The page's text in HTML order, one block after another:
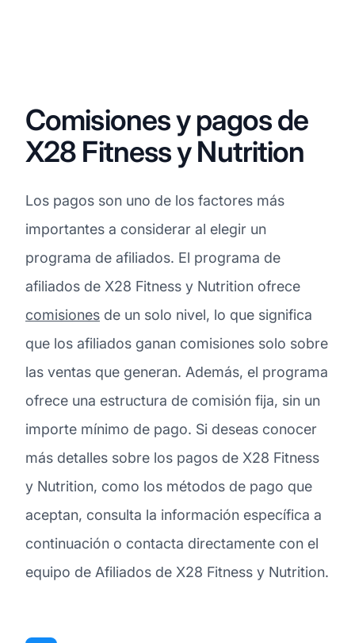
Comisiones y pagos de
X28 Fitness y Nutrition
Los pagos son uno de los factores más
importantes a considerar al elegir un
programa de afiliados. El programa de
afiliados de X28 Fitness y Nutrition ofrece
comisiones de un solo nivel, lo que significa
que los afiliados ganan comisiones solo sobre
las ventas que generan. Además, el programa
ofrece una estructura de comisión fija, sin un
importe mínimo de pago. Si deseas conocer
más detalles sobre los pagos de X28 Fitness
y Nutrition, como los métodos de pago que
aceptan, consulta la información específica a
continuación o contacta directamente con el
equipo de Afiliados de X28 Fitness y Nutrition.